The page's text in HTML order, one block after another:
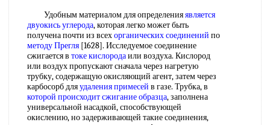
Удобным материалом для определенияявляется
двуокись углерода, которая легко может быть
получена почти из всехорганических соединений по
методу Прегля [1628]. Исследуемое соединение
сжигается в токе кислородаили воздуха. Кислород
или воздух пропускают сначала через нагретую
трубку, содержащую окисляющий агент, затем через
карбосорб дляудаления примесей в газе. Трубка, в
которой происходитсжигание образца, заполнена
универсальной насадкой, способствующей
окислению, но задерживающей такие соединения,